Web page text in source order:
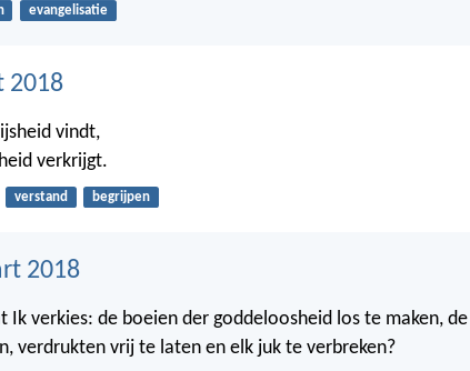
evangelisatie
2018
vindt,
verkrijgt.
verstand begrijpen
2018
Ik verkies: de boeien der goddeloosheid los te maken,
verdrukten vrij te laten en elk juk te verbreken?